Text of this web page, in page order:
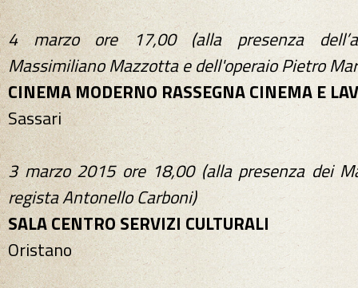
4 marzo ore 17,00 (alla presenza
Massimiliano Mazzotta e dell'operaio Pietro
CINEMA MODERNO RASSEGNA CINEMA E
Sassari
3 marzo 2015 ore 18,00 (alla presenza dei
regista Antonello Carboni)
SALA CENTRO SERVIZI CULTURALI
Oristano